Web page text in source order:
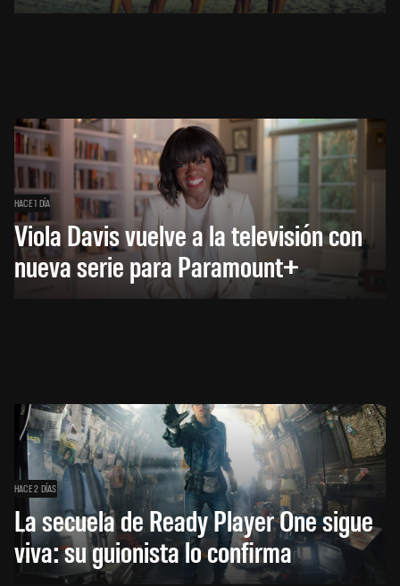
HACE 1 DÍA
Viola Davis vuelve a la televisión con
nueva serie para Paramount+
HACE 2 DÍAS
La secuela de Ready Player One sigue
viva: su guionista lo confirma